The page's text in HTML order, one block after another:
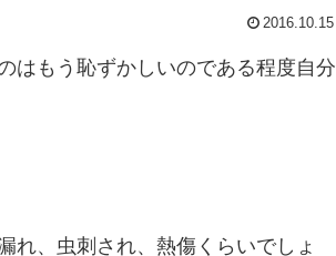
2016.10.15
はもう恥ずかしいのである程度自分
れ、虫刺され、熱傷くらいでしょ